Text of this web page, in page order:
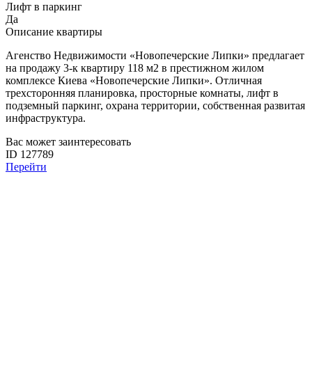
Лифт в паркинг
Да
Описание квартиры
Агенство Недвижимости «Новопечерские Липки» предлагает
на продажу 3-к квартиру 118 м2 в престижном жилом
комплексе Киева «Новопечерские Липки». Отличная
трехсторонняя планировка, просторные комнаты, лифт в
подземный паркинг, охрана территории, собственная развитая
инфраструктура.
Вас может заинтересовать
ID 127789
Перейти